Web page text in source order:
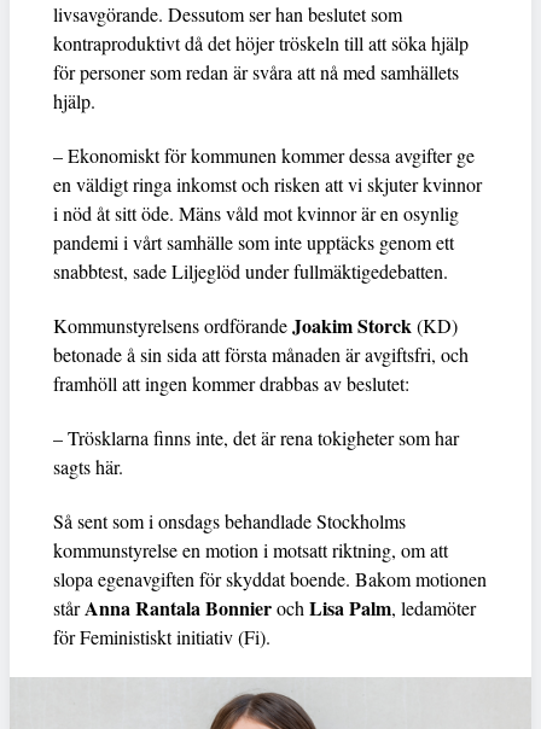
livsavgörande. Dessutom ser han beslutet som
kontraproduktivt då det höjer tröskeln till att söka hjälp
för personer som redan är svåra att nå med samhällets
hjälp.
– Ekonomiskt för kommunen kommer dessa avgifter ge
en väldigt ringa inkomst och risken att vi skjuter kvinnor
i nöd åt sitt öde. Mäns våld mot kvinnor är en osynlig
pandemi i vårt samhälle som inte upptäcks genom ett
snabbtest, sade Liljeglöd under fullmäktigedebatten.
Kommunstyrelsens ordförandeJoakim Storck(KD)
betonade å sin sida att första månaden är avgiftsfri, och
framhöll att ingen kommer drabbas av beslutet:
– Trösklarna finns inte, det är rena tokigheter som har
sagts här.
Så sent som i onsdags behandlade Stockholms
kommunstyrelse en motion i motsatt riktning, om att
slopa egenavgiften för skyddat boende. Bakom motionen
stårAnna Rantala BonnierochLisa Palm, ledamöter
för Feministiskt initiativ (Fi).